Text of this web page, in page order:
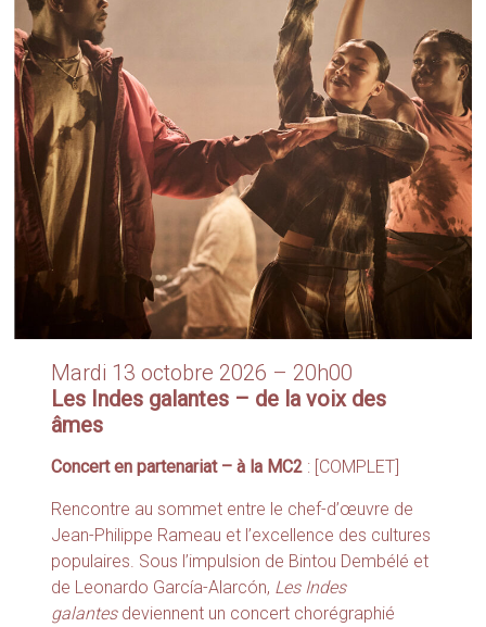
Mardi 13 octobre 2026 – 20h00
Les Indes galantes – de la voix des
âmes
Concert en partenariat – à la MC2 : [COMPLET]
Rencontre au sommet entre le chef-d’œuvre de
Jean-Philippe Rameau et l’excellence des cultures
populaires. Sous l’impulsion de Bintou Dembélé et
de Leonardo García-Alarcón, Les Indes
galantesdeviennent un concert chorégraphié